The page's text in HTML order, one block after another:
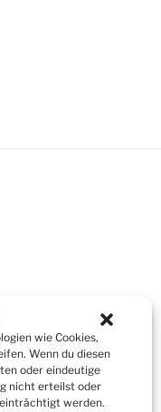
wie Cookies,
Wenn du diesen
oder eindeutige
nicht erteilst oder
werden.